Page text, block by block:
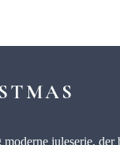
juleserie,